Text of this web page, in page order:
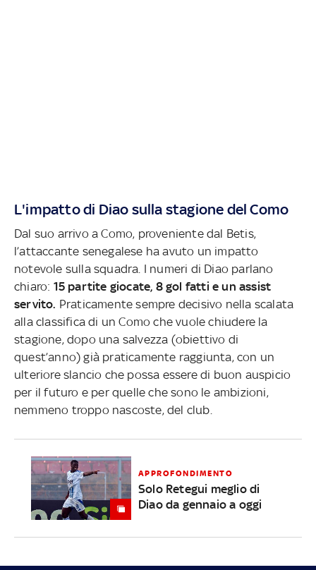
L'impatto di Diao sulla stagione del Como
Dal suo arrivo a Como, proveniente dal Betis,
l’attaccante senegalese ha avuto un impatto
notevole sulla squadra. I numeri di Diao parlano
chiaro: 15 partite giocate, 8 gol fatti e un assist
servito. Praticamente sempre decisivo nella scalata
alla classifica di un Como che vuole chiudere la
stagione, dopo una salvezza (obiettivo di
quest’anno) già praticamente raggiunta, con un
ulteriore slancio che possa essere di buon auspicio
per il futuro e per quelle che sono le ambizioni,
nemmeno troppo nascoste, del club.
APPROFONDIMENTO
Solo Retegui meglio di
Diao da gennaio a oggi